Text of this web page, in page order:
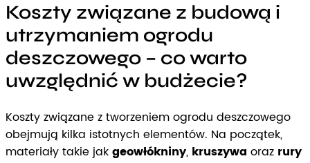
Koszty związane z budową i
utrzymaniem ogrodu
deszczowego – co warto
uwzględnić w budżecie?
Koszty związane z tworzeniem ogrodu deszczowego
obejmują kilka istotnych elementów. Na początek,
materiały takie jakgeowłókniny, kruszywa oraz rury